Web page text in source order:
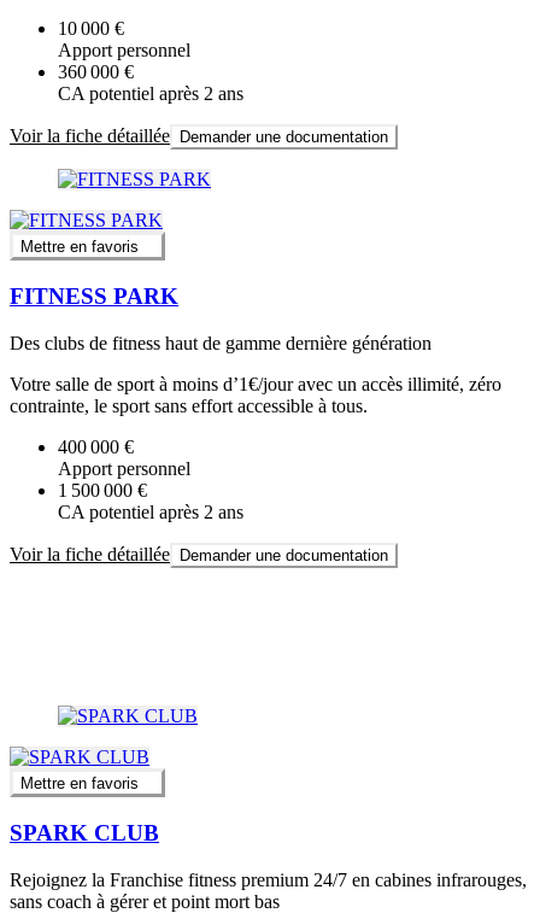
10 000 €
Apport personnel
360 000 €
CA potentiel après 2 ans
Voir la fiche détaillée Demander une documentation
Mettre en favoris
FITNESS PARK
Des clubs de fitness haut de gamme dernière génération
Votre salle de sport à moins d’1€/jour avec un accès illimité, zéro
contrainte, le sport sans effort accessible à tous.
400 000 €
Apport personnel
1 500 000 €
CA potentiel après 2 ans
Voir la fiche détaillée Demander une documentation
Mettre en favoris
SPARK CLUB
Rejoignez la Franchise fitness premium 24/7 en cabines infrarouges,
sans coach à gérer et point mort bas